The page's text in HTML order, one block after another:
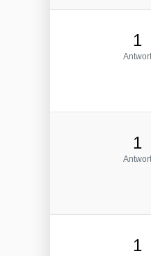
1
Antwort
1
Antwort
1